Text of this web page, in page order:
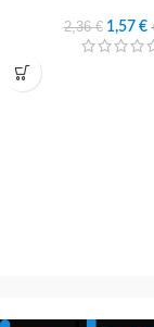
2,36€ 1,57 €